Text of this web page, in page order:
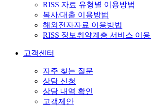
RISS 자료 유형별 이용방법
복사/대출 이용방법
해외전자자료 이용방법
RISS 정보취약계층 서비스 이
고객센터
자주 찾는 질문
상담 신청
상담 내역 확인
고객제안